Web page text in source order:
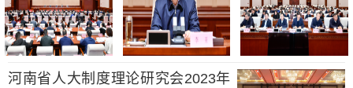
河南省人大制度理论研究会2023年